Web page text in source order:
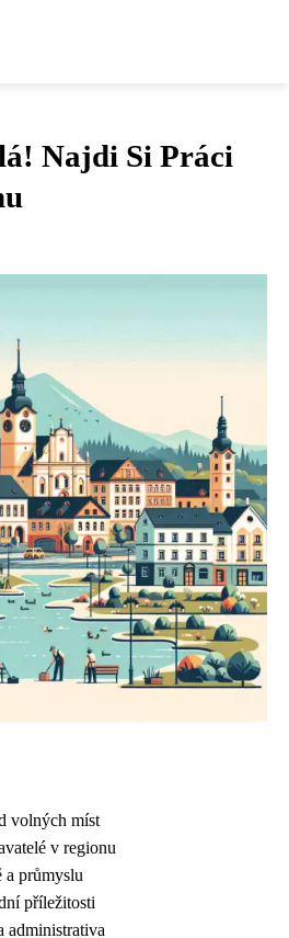
Najdi Si Práci
volných míst
v regionu
a průmyslu
příležitosti
administrativa